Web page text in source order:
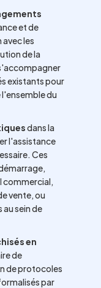
et de
les
de la
existants pour
du
dans la
l'assistance
Ces
commercial,
vente, ou
sein de
en
de
de protocoles
par